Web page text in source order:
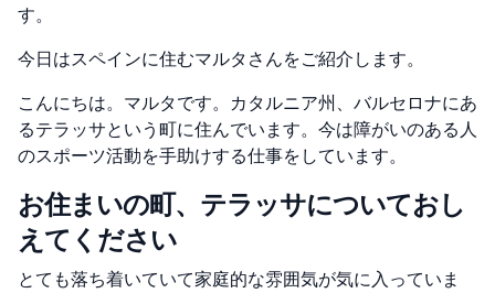
す。
今日はスペインに住むマルタさんをご紹介します。
こんにちは。マルタです。カタルニア州、バルセロナにあ
るテラッサという町に住んでいます。今は障がいのある人
のスポーツ活動を手助けする仕事をしています。
お住まいの町、テラッサについておし
えてください
とても落ち着いていて家庭的な雰囲気が気に入っていま